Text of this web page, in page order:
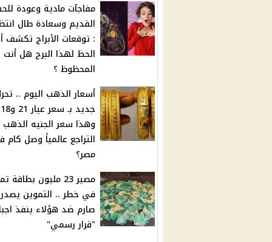
مفاجآت مادية وعودة
القديم وسعادة طال
: توقعات الأبراج تكشف
الحظ لهذا البرج هل أنت
المحظوظ ؟
أسعار الذهب اليوم ..
جديد بـ سعر عيار 21 و18
وهذا سعر الجنيه
التراجع عالمياً وصل
مصر؟
مصير 23 مليون بطاقة
في خطر .. التموين يصدر
صارم ضد هؤﻻء ينفذ
"قرار رسمي"